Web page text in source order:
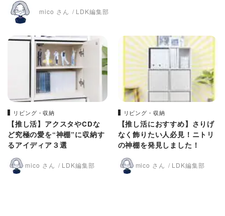
mico さん LDK編集部
リビング・収納
【推し活】アクスタやCDな
ど究極の愛を“神棚”に収納す
るアイディア３選
mico さん LDK編集部
リビング・収納
【推し活におすすめ】さりげ
なく飾りたい人必見！ニトリ
の神棚を発見しました！
mico さん LDK編集部